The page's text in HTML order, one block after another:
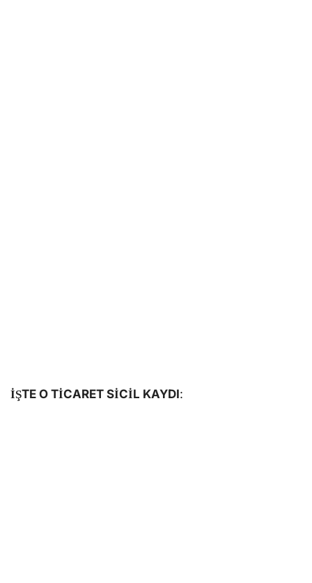
İŞTE O TİCARET SİCİL KAYDI: